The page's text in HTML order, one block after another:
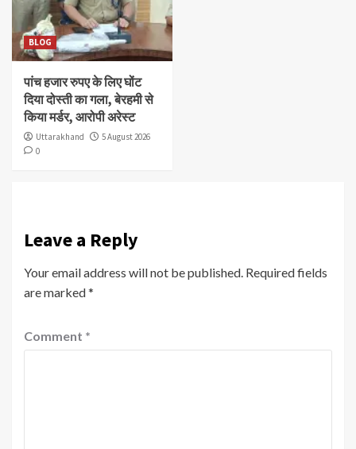
BLOG
पांच हजार रुपए के लिए घोंट
दिया दोस्ती का गला, बेरहमी से
किया मर्डर, आरोपी अरेस्ट
Uttarakhand
5 August 2026
0
Leave a Reply
Your email address will not be published. Required fields
are marked*
Comment *